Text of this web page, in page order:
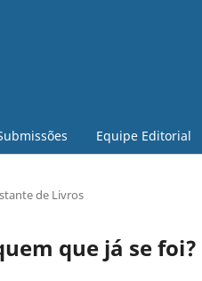
Equipe Editorial
de Livros
que já se foi?